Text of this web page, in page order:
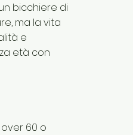
bicchiere di
ma la vita
e
età con
60 o